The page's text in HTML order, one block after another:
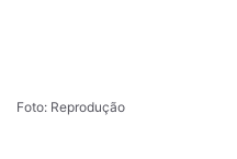
Foto: Reprodução